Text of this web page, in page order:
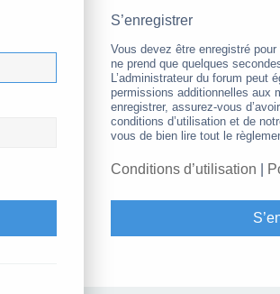
S’enregistrer
Vous devez être enregistré
ne prend que quelques
L’administrateur du forum peut
permissions additionnelles aux
enregistrer, assurez-vous
conditions d’utilisation et de
vous de bien lire tout le
Conditions d’utilisation